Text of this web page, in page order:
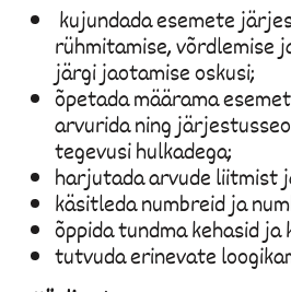
kujundada esemete
rühmitamise, võrdlemise
järgi jaotamise oskusi;
õpetada määrama
arvurida ning
tegevusi hulkadega;
harjutada arvude liitmist
käsitleda numbreid ja
õppida tundma kehasid ja
tutvuda erinevate